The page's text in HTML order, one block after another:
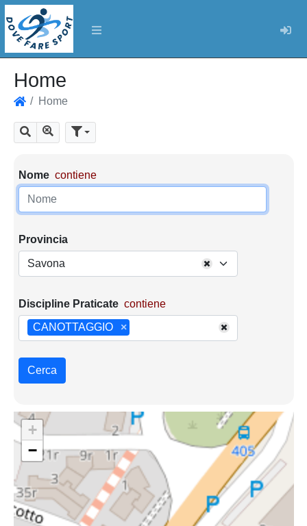
Home
Home
Cerca Mostra tutti i risultati
Parametri di ricerca
Nome contiene
Provincia
Savona
Discipline Praticate contiene
×
CANOTTAGGIO
Cerca
+
−